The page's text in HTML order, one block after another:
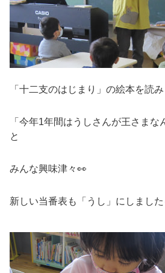
「十二支のはじまり」の絵本を読
「今年1年間はうしさんが王さま
と
みんな興味津々👀
新しい当番表も「うし」にしました